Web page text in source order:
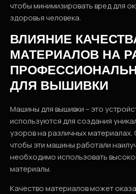
чтобы минимизировать вред для
здоровья человека.
ВЛИЯНИЕ
МАТЕРИАЛОВ НА
ДЛЯ ВЫШИВКИ
Машины для вышивки – это
используются для создания
узоров на различных материалах.
чтобы эти машины работали
необходимо использовать
материалы.
Качество материалов может